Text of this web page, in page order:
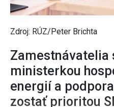
Zdroj: RÚZ/Peter Brichta
Zamestnávatelia
ministerkou
energií a
zostať prioritou